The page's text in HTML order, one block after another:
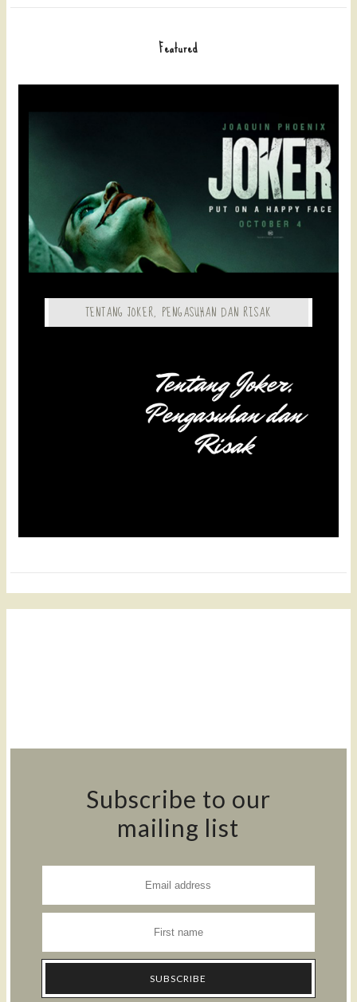
Featured
TENTANG JOKER, PENGASUHAN DAN RISAK
Subscribe to our
mailing list